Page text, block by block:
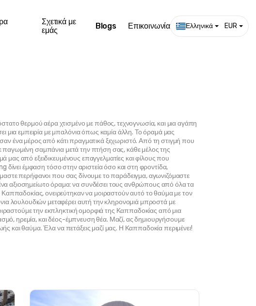
Σχετικά με
εμάς
Blogs Επικοινωνία Ελληνικά EUR
θερμού αέρα χτισμένο με πάθος, τεχνογνωσία, και μια αγάπη
εμπειρία με μπαλόνια όπως καμία άλλη. Το όραμά μας
ένα μέρος από κάτι πραγματικά ξεχωριστό. Από τη στιγμή που
παγωμένη σαμπάνια μετά την πτήση σας, κάθε μέλος της
μας από εξειδικευμένους επαγγελματίες και φίλους που
δίνει έμφαση τόσο στην αριστεία όσο και στη φροντίδα,
περήφανοι που σας δίνουμε το παράδειγμα, αγωνιζόμαστε
αξιοσημείωτο όραμα: να συνδέσει τους ανθρώπους από όλα τα
ονειρεύτηκαν να μοιραστούν αυτό το θαύμα με τον
λουλουδιών μεταφέρει αυτή την κληρονομιά μπροστά με
την εκπληκτική ομορφιά της Καππαδοκίας από μια
ηρεμία, και δέος-έμπνευση θέα. Μαζί, ας δημιουργήσουμε
και θαύμα. Έλα να πετάξεις μαζί μας. Η Καππαδοκία περιμένει!